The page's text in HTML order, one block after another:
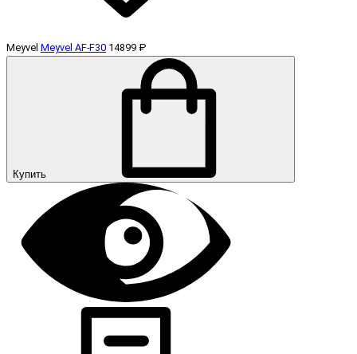
Meyvel Meyvel AF-F30 14899 ₽
Купить